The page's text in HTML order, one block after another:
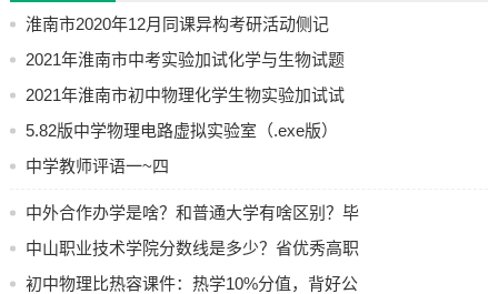
师, 不惧艰难险阻, 历经重重困难, 逆行前往, 踏上前往非洲加
针对埃塞俄比亚, 输送中国农职教资源, 该校跟袁隆平农业高
前往埃塞俄比亚, 把中国先进的养殖技术传授给当地养殖户,
对埃塞俄比亚职教师资展开培训, 并且他们依据当地畜牧业实
基地建设之类工作。
多维并举 物业经理人，为携手共进挖掘潜力迸发更大能量
淮南市2020年12月同课异构考研活动侧记
2021年淮南市中考实验加试化学与生物试题
及其视频参考
2021年淮南市初中物理化学生物实验加试试
题与评分标准
5.82版中学物理电路虚拟实验室（.exe版）
中学教师评语一~四
中外合作办学是啥？和普通大学有啥区别？毕
业证国家认吗？
中山职业技术学院分数线是多少？省优秀高职
录取参考
初中物理比热容课件：热学10%分值，背好公